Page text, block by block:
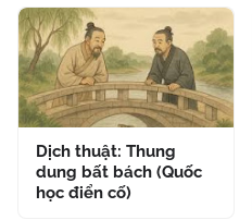
Dịch thuật: Thung
dung bất bách (Quốc
học điển cố)